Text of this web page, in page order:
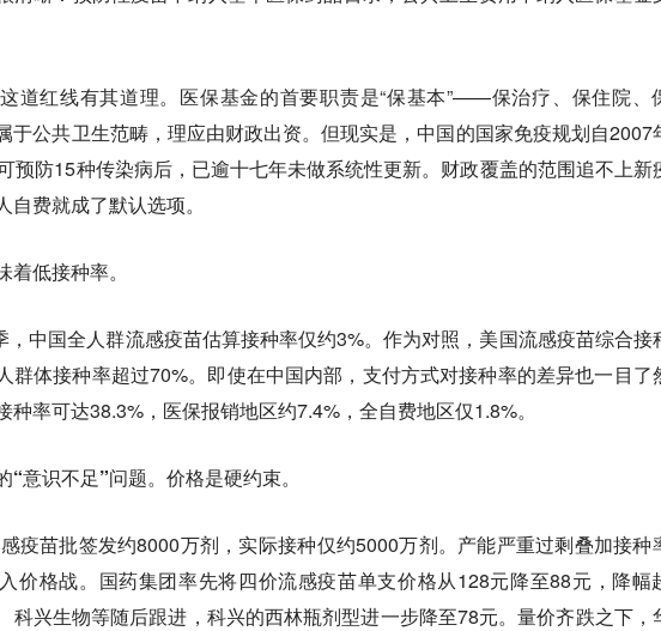
道红线有其道理。医保基金的首要职责是“保基本”——保治疗、保住院、
于公共卫生范畴，理应由财政出资。但现实是，中国的国家免疫规划自2007
预防15种传染病后，已逾十七年未做系统性更新。财政覆盖的范围追不上新
费就成了默认选项。
低接种率。
，中国全人群流感疫苗估算接种率仅约3%。作为对照，美国流感疫苗综合接
群体接种率超过70%。即使在中国内部，支付方式对接种率的差异也一目了
种率可达38.3%，医保报销地区约7.4%，全自费地区仅1.8%。
意识不足”问题。价格是硬约束。
疫苗批签发约8000万剂，实际接种仅约5000万剂。产能严重过剩叠加接种
价格战。国药集团率先将四价流感疫苗单支价格从128元降至88元，降幅
科兴生物等随后跟进，科兴的西林瓶剂型进一步降至78元。量价齐跌之下，